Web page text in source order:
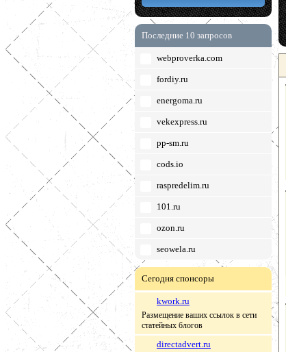
Последние 10 запросов
webproverka.com
fordiy.ru
energoma.ru
vekexpress.ru
pp-sm.ru
cods.io
raspredelim.ru
101.ru
ozon.ru
seowela.ru
Сегодня спонсоры
kwork.ru
Размещение ваших ссылок в сети
статейных блогов
directadvert.ru